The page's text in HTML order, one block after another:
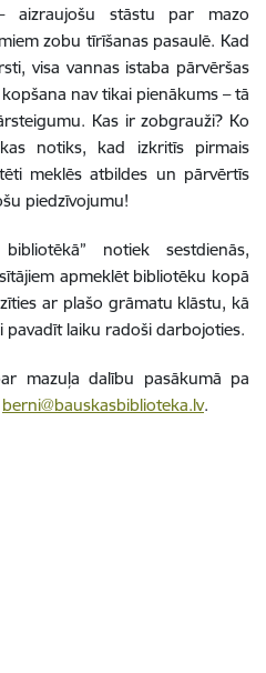
aizraujošu stāstu par mazo
zobu tīrīšanas pasaulē. Kad
visa vannas istaba pārvēršas
nav tikai pienākums – tā
Kas ir zobgrauži? Ko
notiks, kad izkritīs pirmais
meklēs atbildes un pārvērtīs
piedzīvojumu!
notiek sestdienās,
apmeklēt bibliotēku kopā
ar plašo grāmatu klāstu, kā
laiku radoši darbojoties.
mazuļa dalību pasākumā pa
berni@bauskasbiblioteka.lv.